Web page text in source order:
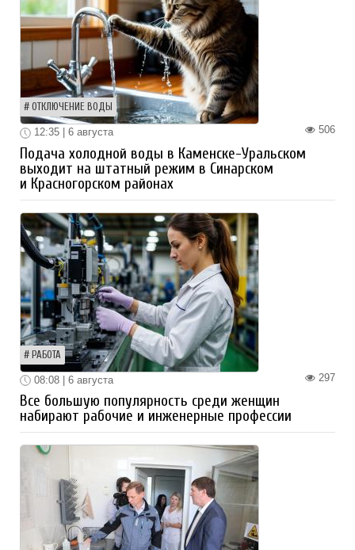
ОТКЛЮЧЕНИЕ ВОДЫ
506
12:35 | 6 августа
Подача холодной воды в Каменске-Уральском
выходит на штатный режим в Синарском
и Красногорском районах
РАБОТА
297
08:08 | 6 августа
Все большую популярность среди женщин
набирают рабочие и инженерные профессии